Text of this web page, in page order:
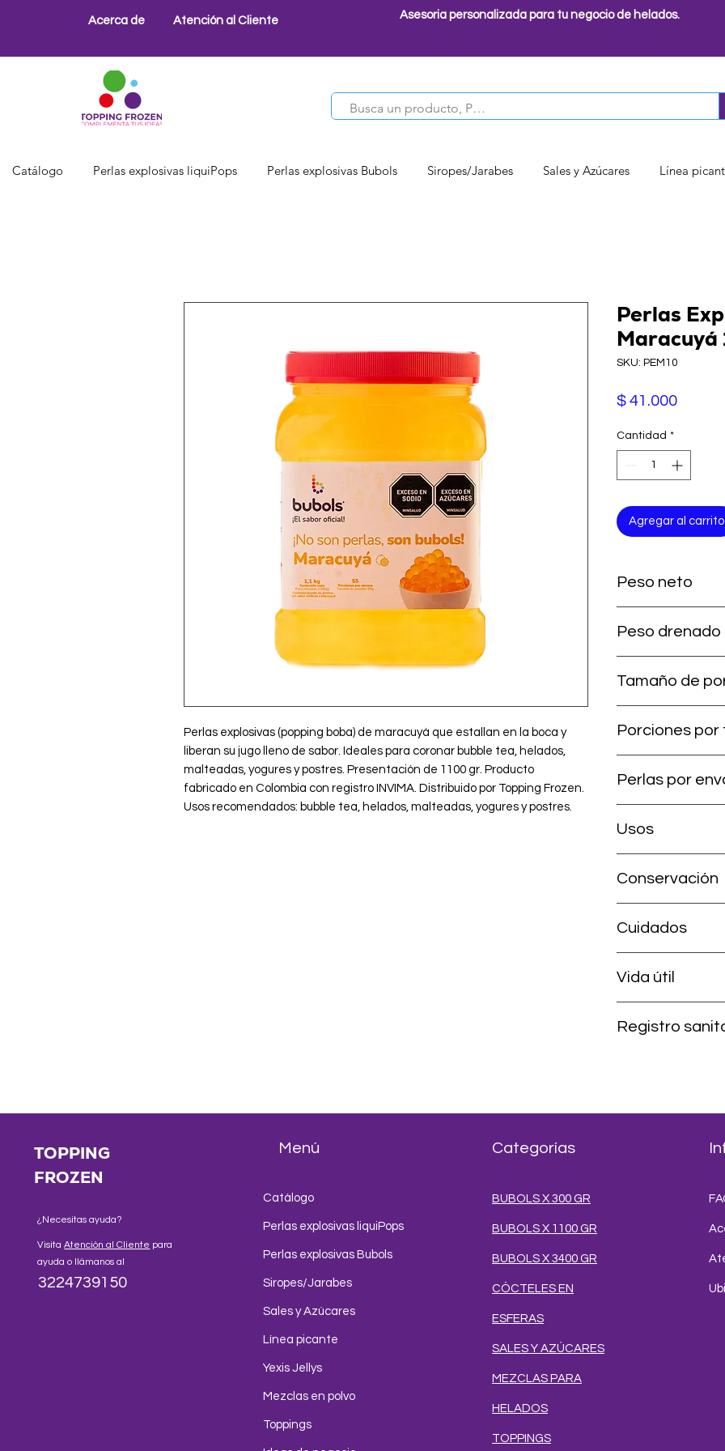
Acerca de Atención al Cliente Asesoria personalizada para tu negocio de helados.
Catálogo Perlas explosivas liquiPops Perlas explosivas Bubols Siropes/Jarabes Sales y Azúcares Línea
Perlas explosivas (popping boba) de maracuyá que estallan en la boca y
liberan su jugo lleno de sabor. Ideales para coronar bubble tea, helados,
malteadas, yogures y postres. Presentación de 1100 gr. Producto
fabricado en Colombia con registro INVIMA. Distribuido por Topping Frozen.
Usos recomendados: bubble tea, helados, malteadas, yogures y postres.
Perlas
Maracuyá
SKU: PEM10
$ 41.000Precio
Cantidad *
Agregar al carrito
Peso neto
Peso drenado
Tamaño de
Porciones por
Perlas por
Usos
postres, toppings y
Conservación
solar. Tras abrir:
Cuidados
a temperatura
Vida útil
Registro
TOPPING
FROZEN
¿Necesitas ayuda?
VisitaAtención al Cliente para
ayuda o llámanos al
3224739150
Menú
Catálogo
Perlas explosivas liquiPops
Perlas explosivas Bubols
Siropes/Jarabes
Sales y Azúcares
Línea picante
Yexis Jellys
Mezclas en polvo
Toppings
Categorías
BUBOLS X 300 GR
BUBOLS X 1100 GR
BUBOLS X 3400 GR
CÓCTELES EN
ESFERAS
SALES Y AZÚCARES
MEZCLAS PARA
HELADOS
TOPPINGS